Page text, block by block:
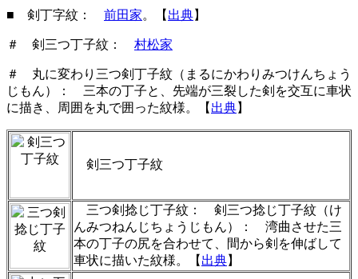
■ 剣丁字紋 ： 前田家。 【 出典】
＃ 剣三つ丁子紋： 村松家
＃ 丸に変わり三つ剣丁子紋（まるにかわりみつけんちょう
じもん）： 三本の丁子と、先端が三裂した剣を交互に車状
に描き、周囲を丸で囲った紋様。【 出典】
剣三つ丁子紋
三つ剣捻じ丁子紋： 剣三つ捻じ丁子紋（け
んみつねんじちょうじもん）： 湾曲させた三
本の丁子の尻を合わせて、間から剣を伸ばして
車状に描いた紋様。【 出典】